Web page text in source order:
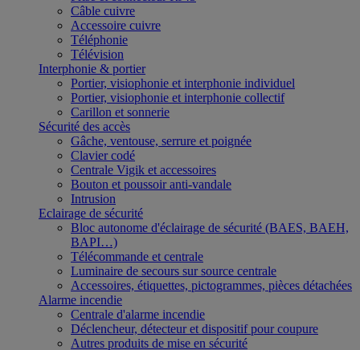
Câble cuivre
Accessoire cuivre
Téléphonie
Télévision
Interphonie & portier
Portier, visiophonie et interphonie individuel
Portier, visiophonie et interphonie collectif
Carillon et sonnerie
Sécurité des accès
Gâche, ventouse, serrure et poignée
Clavier codé
Centrale Vigik et accessoires
Bouton et poussoir anti-vandale
Intrusion
Eclairage de sécurité
Bloc autonome d'éclairage de sécurité (BAES, BAEH,
BAPI…)
Télécommande et centrale
Luminaire de secours sur source centrale
Accessoires, étiquettes, pictogrammes, pièces détachées
Alarme incendie
Centrale d'alarme incendie
Déclencheur, détecteur et dispositif pour coupure
Autres produits de mise en sécurité